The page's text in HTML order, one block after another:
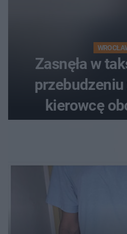
Zasnęła w
przebudzeniu
kierowcę